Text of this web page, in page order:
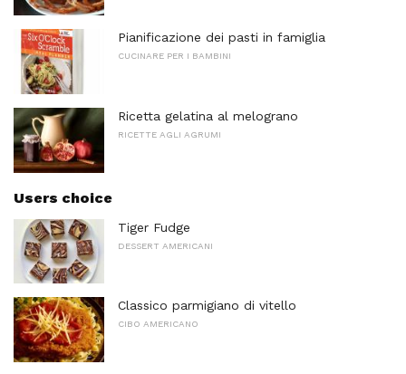
Pianificazione dei pasti in famiglia
CUCINARE PER I BAMBINI
Ricetta gelatina al melograno
RICETTE AGLI AGRUMI
Users choice
Tiger Fudge
DESSERT AMERICANI
Classico parmigiano di vitello
CIBO AMERICANO